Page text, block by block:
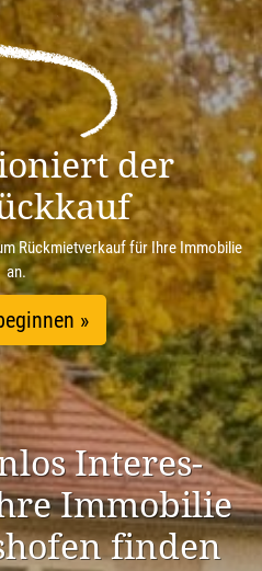
der
Rückmietverkauf für Ihre Immobilie
an.
»
Inter­es­
Immobilie
finden